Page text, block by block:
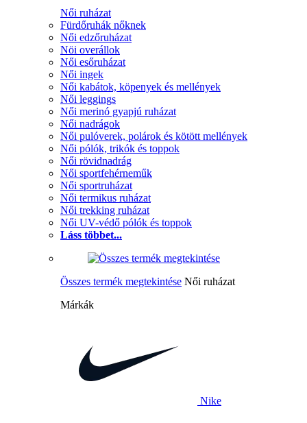
Női ruházat
Fürdőruhák nőknek
Női edzőruházat
Nöi overállok
Női esőruházat
Női ingek
Női kabátok, köpenyek és mellények
Női leggings
Női merinó gyapjú ruházat
Női nadrágok
Női pulóverek, polárok és kötött mellények
Női pólók, trikók és toppok
Női rövidnadrág
Női sportfehérneműk
Női sportruházat
Női termikus ruházat
Női trekking ruházat
Női UV-védő pólók és toppok
Láss többet...
Összes termék megtekintése Női ruházat
Márkák
Nike